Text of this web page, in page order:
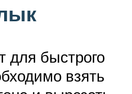
для быстрого
взять